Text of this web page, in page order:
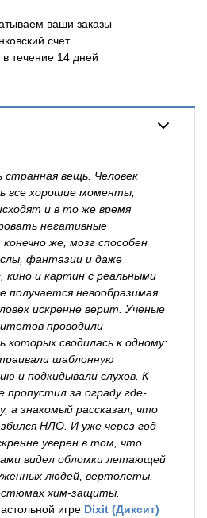
ваши заказы
счет
течение 14 дней
вещь. Человек
все хорошие моменты,
и в то же время
негативные
же, мозг способен
фантазии и даже
кино и картин с реальными
невообразимая
искренне верит. Ученые
проводили
которых сводилась к одному:
шаблонную
и подкидывали слухов. К
пропустил за ограду где-
а знакомый рассказал, что
НЛО. И уже через год
уверен в том, что
видел обломки летающей
людей, вертолеты,
хим-защиты.
игре Dixit (Диксит)